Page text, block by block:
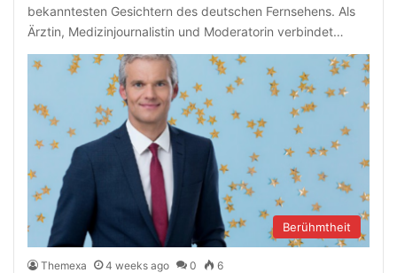
bekanntesten Gesichtern des deutschen Fernsehens. Als
Ärztin, Medizinjournalistin und Moderatorin verbindet…
Berühmtheit
Themexa 4 weeks ago 0 6